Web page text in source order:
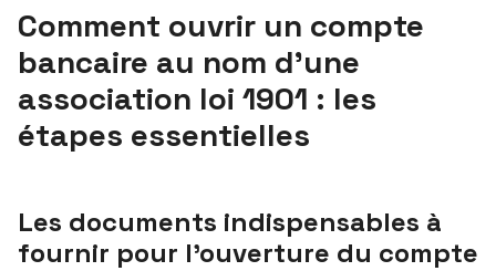
Comment ouvrir un compte
bancaire au nom d’une
association loi 1901 : les
étapes essentielles
Les documents indispensables à
fournir pour l’ouverture du compte